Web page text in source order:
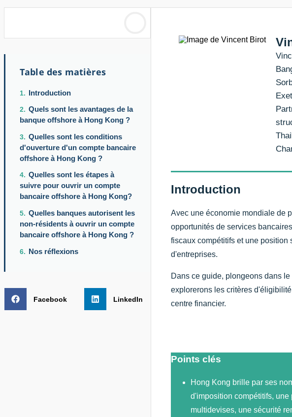
Table des matières
Introduction
Quels sont les avantages de la
banque offshore à Hong Kong ?
Quelles sont les conditions
d'ouverture d'un compte bancaire
offshore à Hong Kong ?
Quelles sont les étapes à
suivre pour ouvrir un compte
bancaire offshore à Hong Kong?
Quelles banques autorisent les
non-résidents à ouvrir un compte
bancaire offshore à Hong Kong ?
Nos réflexions
Facebook LinkedIn
Introduction
Avec une économie mondiale de
opportunités de services
fiscaux compétitifs et une
d'entreprises.
Dans ce guide, plongeons dans
explorerons les critères
centre financier.
Points clés
Hong Kong brille par ses
d'imposition compétitifs,
multidevises, une sécurité